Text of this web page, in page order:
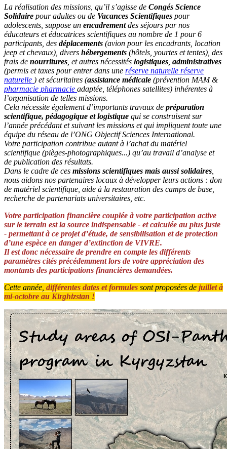
La réalisation des missions, qu’il s’agisse de Congés Science
Solidaire pour adultes ou de Vacances Scientifiques pour
adolescents, suppose un encadrementdes séjours par nos
éducateurs et éducatrices scientifiques au nombre de 1 pour 6
participants, des déplacements (avion pour les encadrants, location
jeep et chevaux), divers hébergements (hôtels, yourtes et tentes), des
frais de nourritures , et autres nécessités logistiques administratives
(permis et taxes pour entrer dans une réserve naturelle réserve
naturelle ) et sécuritaires (assistance médicale (prévention MAM &
pharmacie pharmacie adaptée, téléphones satellites) inhérentes à
l’organisation de telles missions.
Cela nécessite également d’importants travaux de préparation
scientifique, pédagogique et logistique qui se construisent sur
l’année précédant et suivant les missions et qui impliquent toute une
équipe du réseau de l’ONG Objectif Sciences International.
Votre participation contribue autant à l’achat du matériel
scientifique (pièges-photographiques...) qu’au travail d’analyse et
de publication des résultats.
Dans le cadre de ces missions scientifiques mais aussi solidaires
nous aidons nos partenaires locaux à développer leurs actions : don
de matériel scientifique, aide à la restauration des camps de base,
recherche de partenariats universitaires, etc.
Votre participation financière couplée à votre participation active
sur le terrain est la source indispensable - et calculée au plus juste
- permettant à ce projet d’étude, de sensibilisation et de protection
d’une espèce en danger d’extinction de VIVRE.
Il est donc nécessaire de prendre en compte les différents
paramètres cités précédemment lors de votre appréciation des
montants des participations financières demandées.
Cette année, différentes dates et formules sont proposées de juillet à
mi-octobre au Kirghizstan !